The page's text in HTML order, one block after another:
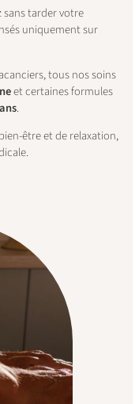
sans tarder votre
uniquement sur
tous nos soins
et certaines formules
.
être et de relaxation,